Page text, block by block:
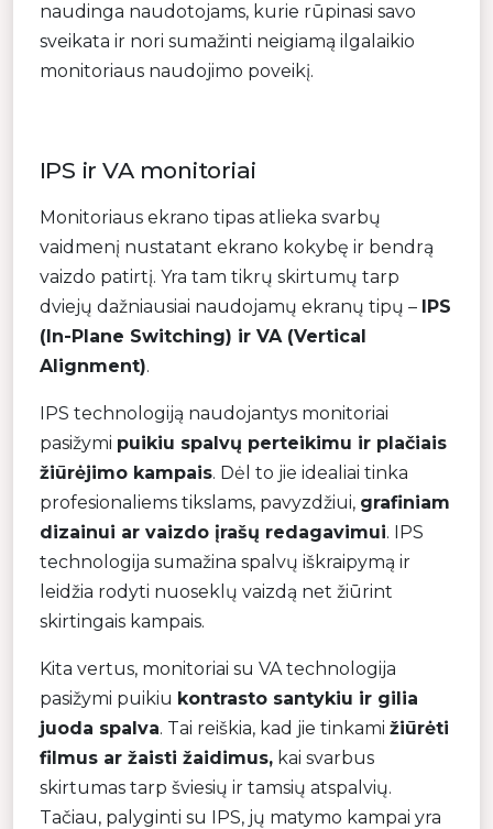
naudinga naudotojams, kurie rūpinasi savo
sveikata ir nori sumažinti neigiamą ilgalaikio
monitoriaus naudojimo poveikį.
IPS ir VA monitoriai
Monitoriaus ekrano tipas atlieka svarbų
vaidmenį nustatant ekrano kokybę ir bendrą
vaizdo patirtį. Yra tam tikrų skirtumų tarp
dviejų dažniausiai naudojamų ekranų tipų – IPS
(In-Plane Switching) ir VA (Vertical
Alignment).
IPS technologiją naudojantys monitoriai
pasižymi puikiu spalvų perteikimu ir plačiais
žiūrėjimo kampais. Dėl to jie idealiai tinka
profesionaliems tikslams, pavyzdžiui, grafiniam
dizainui ar vaizdo įrašų redagavimui. IPS
technologija sumažina spalvų iškraipymą ir
leidžia rodyti nuoseklų vaizdą net žiūrint
skirtingais kampais.
Kita vertus, monitoriai su VA technologija
pasižymi puikiu kontrasto santykiu ir gilia
juoda spalva. Tai reiškia, kad jie tinkami žiūrėti
filmus ar žaisti žaidimus, kai svarbus
skirtumas tarp šviesių ir tamsių atspalvių.
Tačiau, palyginti su IPS, jų matymo kampai yra